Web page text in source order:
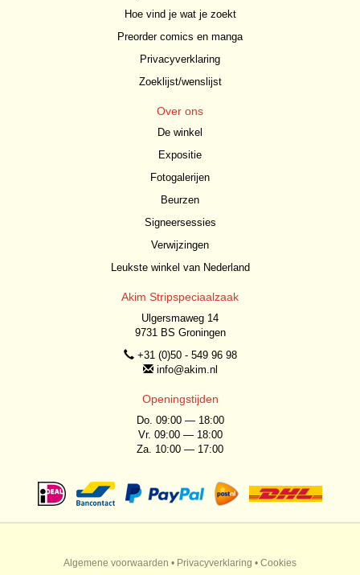
Hoe vind je wat je zoekt
Preorder comics en manga
Privacyverklaring
Zoeklijst/wenslijst
Over ons
De winkel
Expositie
Fotogalerijen
Beurzen
Signeersessies
Verwijzingen
Leukste winkel van Nederland
Akim Stripspeciaalzaak
Ulgersmaweg 14
9731 BS Groningen
+31 (0)50 - 549 96 98
info@akim.nl
Openingstijden
Do. 09:00 — 18:00
Vr. 09:00 — 18:00
Za. 10:00 — 17:00
Algemene voorwaarden • Privacyverklaring • Cookies